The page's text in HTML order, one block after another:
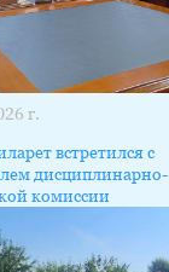
г.
встретился с
дисциплинарно-
комиссии